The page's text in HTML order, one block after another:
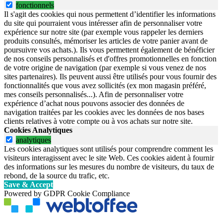
fonctionnels
Il s'agit des cookies qui nous permettent d’identifier les informations
du site qui pourraient vous intéresser afin de personnaliser votre
expérience sur notre site (par exemple vous rappeler les derniers
produits consultés, mémoriser les articles de votre panier avant de
poursuivre vos achats.). Ils vous permettent également de bénéficier
de nos conseils personnalisés et d'offres promotionnelles en fonction
de votre origine de navigation (par exemple si vous venez de nos
sites partenaires). Ils peuvent aussi être utilisés pour vous fournir des
fonctionnalités que vous avez sollicités (ex mon magasin préféré,
mes conseils personnalisés...). Afin de personnaliser votre
expérience d’achat nous pouvons associer des données de
navigation traitées par les cookies avec les données de nos bases
clients relatives à votre compte ou à vos achats sur notre site.
Cookies Analytiques
analytiques
Les cookies analytiques sont utilisés pour comprendre comment les
visiteurs interagissent avec le site Web. Ces cookies aident à fournir
des informations sur les mesures du nombre de visiteurs, du taux de
rebond, de la source du trafic, etc.
Save & Accept
Powered by GDPR Cookie Compliance